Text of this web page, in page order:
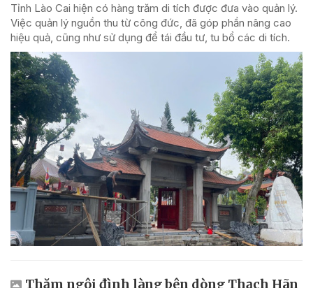
Tỉnh Lào Cai hiện có hàng trăm di tích được đưa vào quản lý.
Việc quản lý nguồn thu từ công đức, đã góp phần nâng cao
hiệu quả, cũng như sử dụng để tái đầu tư, tu bổ các di tích.
Thăm ngôi đình làng bên dòng Thạch Hãn